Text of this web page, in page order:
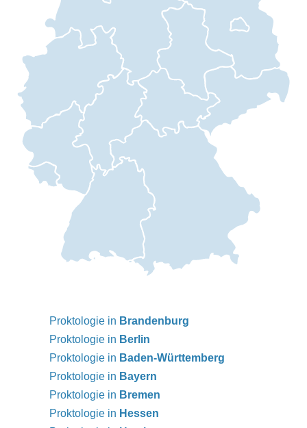
Proktologie in Brandenburg
Proktologie in Berlin
Proktologie in Baden-Württemberg
Proktologie in Bayern
Proktologie in Bremen
Proktologie in Hessen